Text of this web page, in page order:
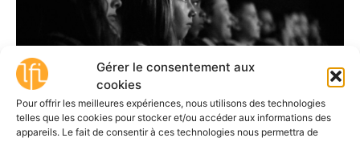
Gérer le consentement aux
cookies
Pour offrir les meilleures expériences, nous utilisons des technologies
telles que les cookies pour stocker et/ou accéder aux informations des
appareils. Le fait de consentir à ces technologies nous permettra de
Capter l’éveil du regard